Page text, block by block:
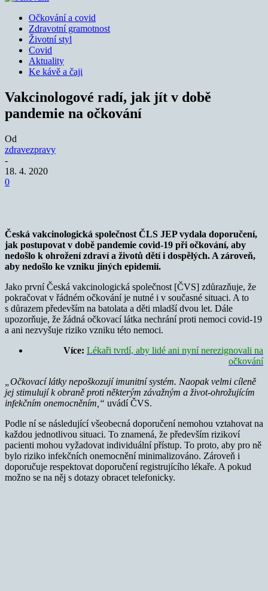
Očkování a covid
Zdravotní gramotnost
Životní styl
Covid
Aktuality
Ke kávě a čaji
Vakcinologové radí, jak jít v době
pandemie na očkování
Od
zdravezpravy
-
18. 4. 2020
0
Česká vakcinologická společnost ČLS JEP vydala doporučení,
jak postupovat v době pandemie covid-19 při očkování, aby
nedošlo k ohrožení zdraví a životů dětí i dospělých. A zároveň,
aby nedošlo ke vzniku jiných epidemií.
Jako první Česká vakcinologická společnost [ČVS] zdůrazňuje, že
pokračovat v řádném očkování je nutné i v současné situaci. A to
s důrazem především na batolata a děti mladší dvou let. Dále
upozorňuje, že žádná očkovací látka nechrání proti nemoci covid-19
a ani nezvyšuje riziko vzniku této nemoci.
Více: Lékaři tvrdí, aby lidé ani nyní nerezignovali na
očkování
„Očkovací látky nepoškozují imunitní systém. Naopak velmi cíleně
jej stimulují k obraně proti některým závažným a život-ohrožujícím
infekčním onemocněním,“ uvádí ČVS.
Podle ní se následující všeobecná doporučení nemohou vztahovat na
každou jednotlivou situaci. To znamená, že především rizikoví
pacienti mohou vyžadovat individuální přístup. To proto, aby pro ně
bylo riziko infekčních onemocnění minimalizováno. Zároveň i
doporučuje respektovat doporučení registrujícího lékaře. A pokud
možno se na něj s dotazy obracet telefonicky.